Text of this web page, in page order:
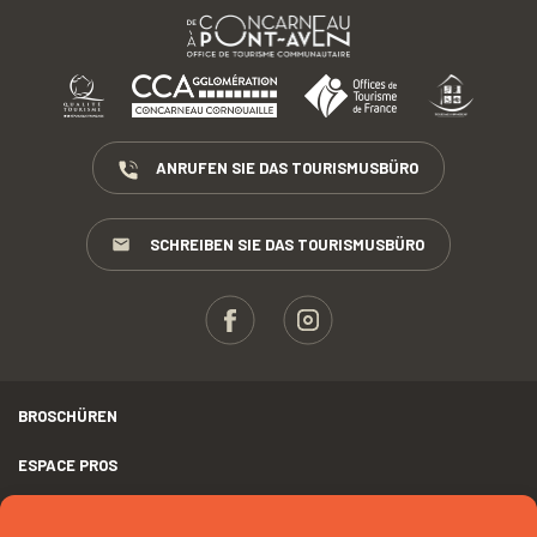
ANRUFEN SIE DAS TOURISMUSBÜRO
SCHREIBEN SIE DAS TOURISMUSBÜRO
BROSCHÜREN
ESPACE PROS